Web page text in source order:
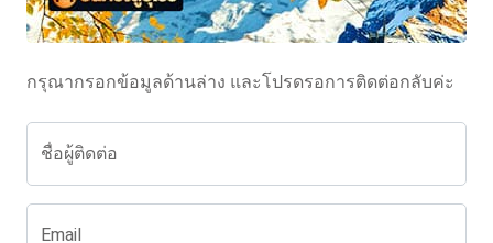
กรุณากรอกข้อมูลด้านล่าง และโปรดรอการติดต่อกลับค่ะ
ชื่อผู้ติดต่อ
Email